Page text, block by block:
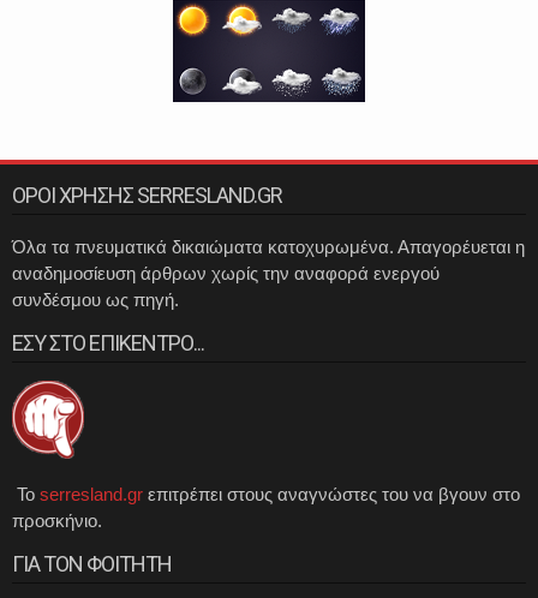
ΟΡΟΙ ΧΡΗΣΗΣ SERRESLAND.GR
Όλα τα πνευματικά δικαιώματα κατοχυρωμένα. Απαγορέυεται η
αναδημοσίευση άρθρων χωρίς την αναφορά ενεργού
συνδέσμου ως πηγή.
ΕΣΥ ΣΤΟ ΕΠΙΚΕΝΤΡΟ...
Το serresland.gr επιτρέπει στους αναγνώστες του να βγουν στο
προσκήνιο.
ΓΙΑ ΤΟΝ ΦΟΙΤΗΤΗ